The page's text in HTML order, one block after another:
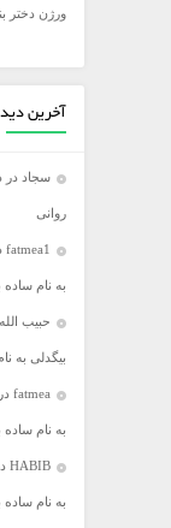
محسن
محسن
محمد
محمد
مرتضی
مرتضی
مهدی
مهدی
میثم
میلاد
ورژن دختر
آخرین
سجاد در
روانی
fatmea1
به نام ساده
حبیب الله
بیگدلی به
fatmea در
به نام ساده
HABIB
به نام ساده